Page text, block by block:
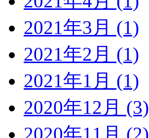
2021年3月 (1)
2021年2月 (1)
2021年1月 (1)
2020年12月 (3)